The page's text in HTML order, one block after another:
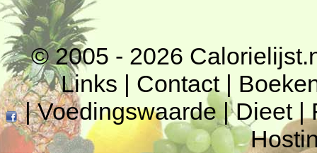
© 2005 - 2026
Links | Contact|
|Voedingswaarde|Dieet|